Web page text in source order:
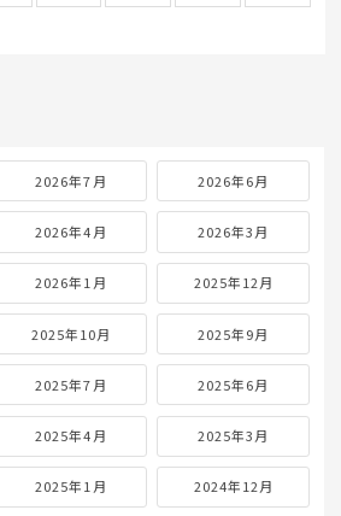
2026年7月 2026年6月
2026年4月 2026年3月
2026年1月 2025年12月
2025年10月 2025年9月
2025年7月 2025年6月
2025年4月 2025年3月
2025年1月 2024年12月